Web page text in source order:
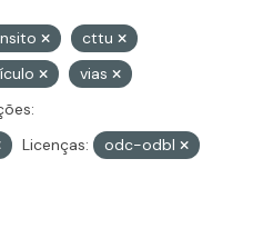
cttu
vias
Licenças:
odc-odbl